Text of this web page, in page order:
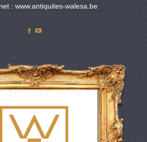
: www.antiquites-walesa.be
Facebook